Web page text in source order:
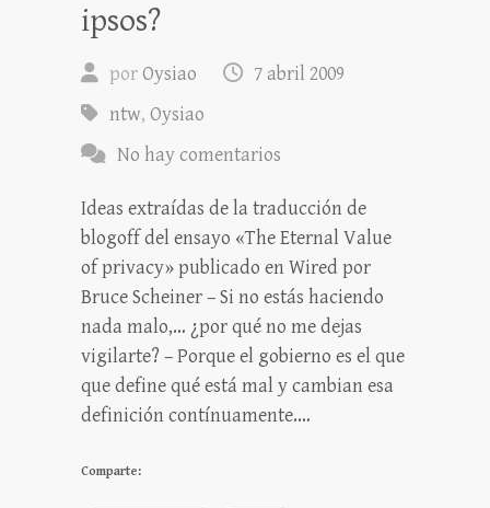
ipsos?
porOysiao
7 abril 2009
ntw, Oysiao
No hay comentarios
Ideas extraídas de la traducción de
blogoff del ensayo «The Eternal Value
of privacy» publicado en Wired por
Bruce Scheiner – Si no estás haciendo
nada malo,… ¿por qué no me dejas
vigilarte? – Porque el gobierno es el que
que define qué está mal y cambian esa
definición contínuamente.…
Comparte: